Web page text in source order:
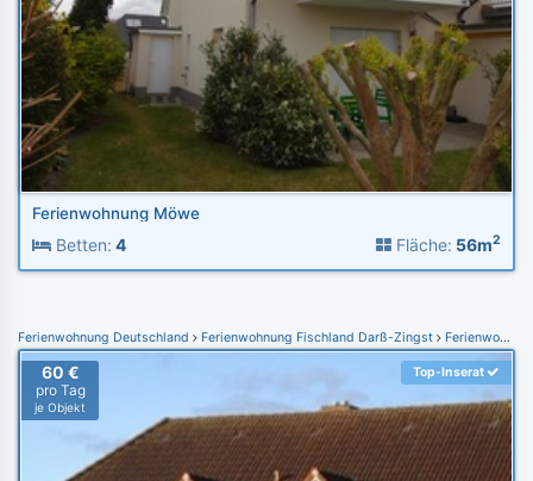
Ferienwohnung Möwe
Betten: 4 Fläche: 56m2
Ferienwohnung Deutschland Ferienwohnung Fischland Darß-Zingst Ferienwohnung Zingst
60 €
pro Tag
je Objekt
Top-Inserat